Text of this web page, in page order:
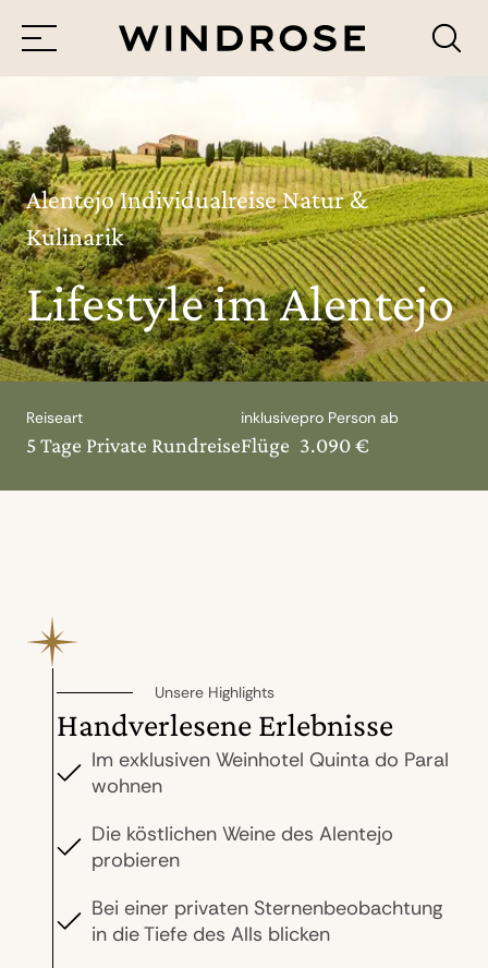
Reiseziele
Reisethemen
Jetzt Anfrage senden
Alentejo Individualreise Natur &
Kulinarik
Lifestyle im Alentejo
Reiseart
5 Tage Private Rundreise
inklusive
Flüge
pro Person ab
3.090 €
Unsere Highlights
Handverlesene Erlebnisse
Im exklusiven Weinhotel Quinta do Paral
wohnen
Die köstlichen Weine des Alentejo
probieren
Bei einer privaten Sternenbeobachtung
in die Tiefe des Alls blicken